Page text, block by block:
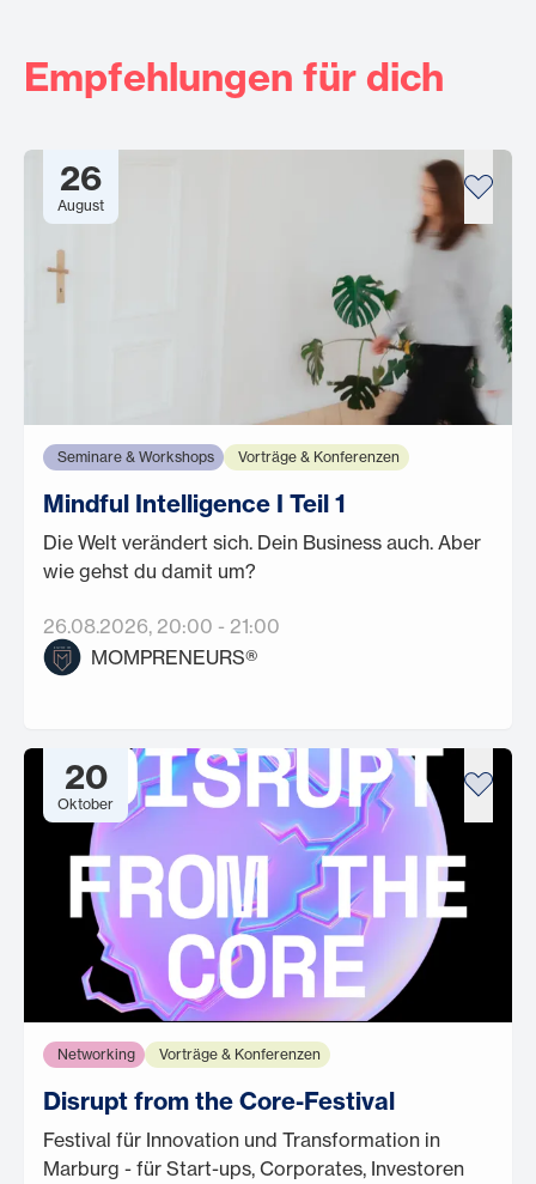
Empfehlungen für dich
26
August
Seminare & Workshops Vorträge & Konferenzen
Mindful Intelligence I Teil 1
Die Welt verändert sich. Dein Business auch. Aber
wie gehst du damit um?
26.08.2026, 20:00 - 21:00
MOMPRENEURS®
20
Oktober
Networking Vorträge & Konferenzen
Disrupt from the Core-Festival
Festival für Innovation und Transformation in
Marburg - für Start-ups, Corporates, Investoren